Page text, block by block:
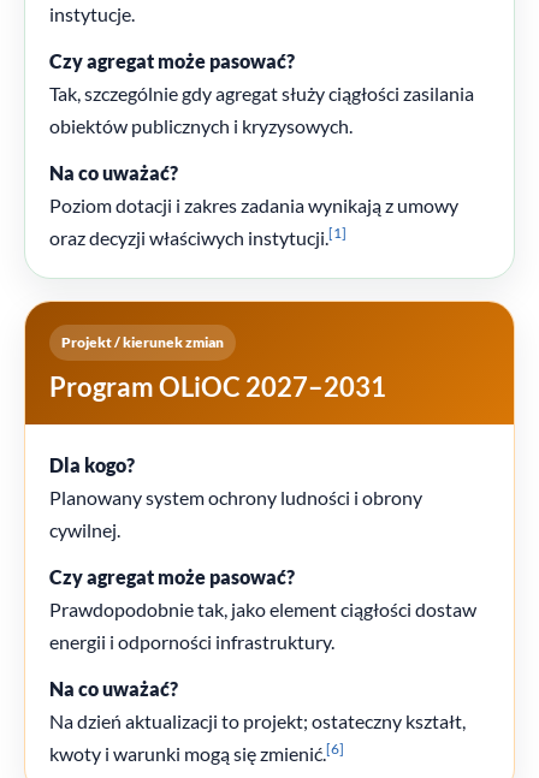
instytucje.
Czy agregat może pasować?
Tak, szczególnie gdy agregat służy ciągłości zasilania
obiektów publicznych i kryzysowych.
Na co uważać?
Poziom dotacji i zakres zadania wynikają z umowy
oraz decyzji właściwych instytucji. [1]
Projekt / kierunek zmian
Program OLiOC 2027–2031
Dla kogo?
Planowany system ochrony ludności i obrony
cywilnej.
Czy agregat może pasować?
Prawdopodobnie tak, jako element ciągłości dostaw
energii i odporności infrastruktury.
Na co uważać?
Na dzień aktualizacji to projekt; ostateczny kształt,
kwoty i warunki mogą się zmienić. [6]